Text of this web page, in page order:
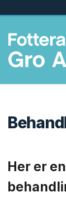
Her er